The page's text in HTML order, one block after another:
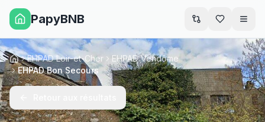
PapyBNB
AccueilEHPAD Loir-et-Cher
EHPAD Vendôme
EHPAD Bon Secours